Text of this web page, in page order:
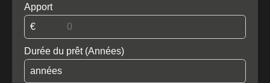
Apport
€
Durée du prêt (Années)
années